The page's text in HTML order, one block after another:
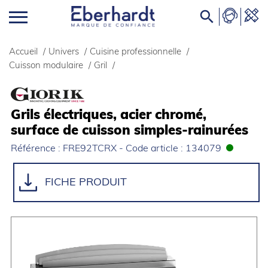

Accueil / Univers / Cuisine professionnelle /
Cuisson modulaire / Gril /
Grils électriques, acier chromé,
surface de cuisson simples-rainurées
Référence : FRE92TCRX - Code article : 134079
FICHE PRODUIT